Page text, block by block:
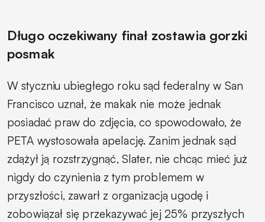
Długo oczekiwany finał zostawia gorzki
posmak
W styczniu ubiegłego roku sąd federalny w San
Francisco uznał, że makak nie może jednak
posiadać praw do zdjęcia, co spowodowało, że
PETA wystosowała apelację. Zanim jednak sąd
zdążył ją rozstrzygnąć, Slater, nie chcąc mieć już
nigdy do czynienia z tym problemem w
przyszłości, zawarł z organizacją ugodę i
zobowiązał się przekazywać jej 25% przyszłych